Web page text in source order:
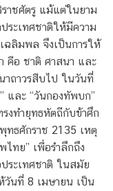
ราชศัตรู แม้แต่ในยาม
ระเทศชาติให้มีความ
ฉลิมพล จึงเป็นการให้
คือ ชาติ ศาสนา และ
าถาวรสืบไป ในวันที่
และ “วันกองทัพบก”
รงทำยุทธหัตถีกับข้าศึก
ทธศักราช 2135 เหตุ
ไทย” เพื่อรำลึกถึง
ระเทศชาติ ในสมัย
นที่ 8 เมษายน เป็น